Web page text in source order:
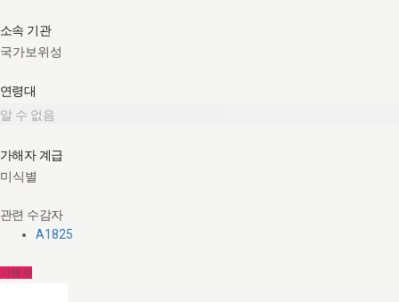
소속 기관
국가보위성
연령대
알 수 없음
가해자 계급
미식별
관련 수감자
A1825
가해자